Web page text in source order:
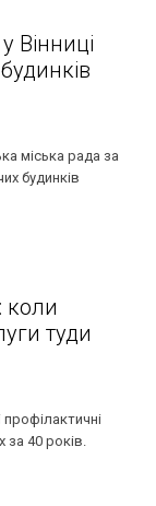
Вінниці
міська рада за
будинків
коли
туди
40 років.